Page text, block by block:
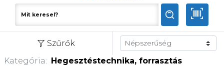
Szűrők
Kategória: Hegesztéstechnika, forrasztás